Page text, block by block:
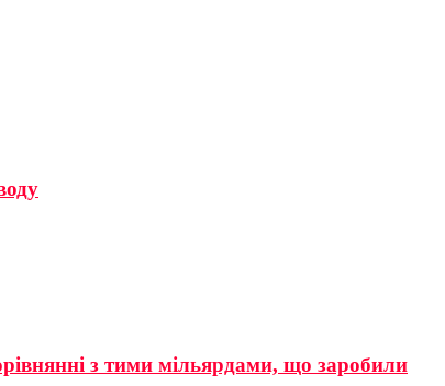
з тими мільярдами, що заробили